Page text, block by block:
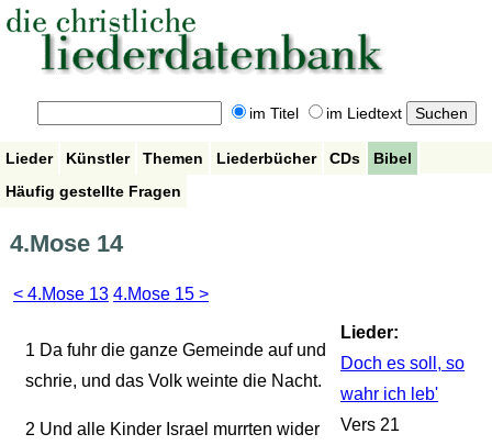
im Titel im Liedtext
Lieder Künstler Themen Liederbücher CDs
Bibel
Häufig gestellte Fragen
4.Mose 14
< 4.Mose 13 4.Mose 15 >
1 Da fuhr die ganze Gemeinde auf und
schrie, und das Volk weinte die Nacht.
2 Und alle Kinder Israel murrten wider
Lieder:
Doch es soll, so
wahr ich leb'
Vers 21